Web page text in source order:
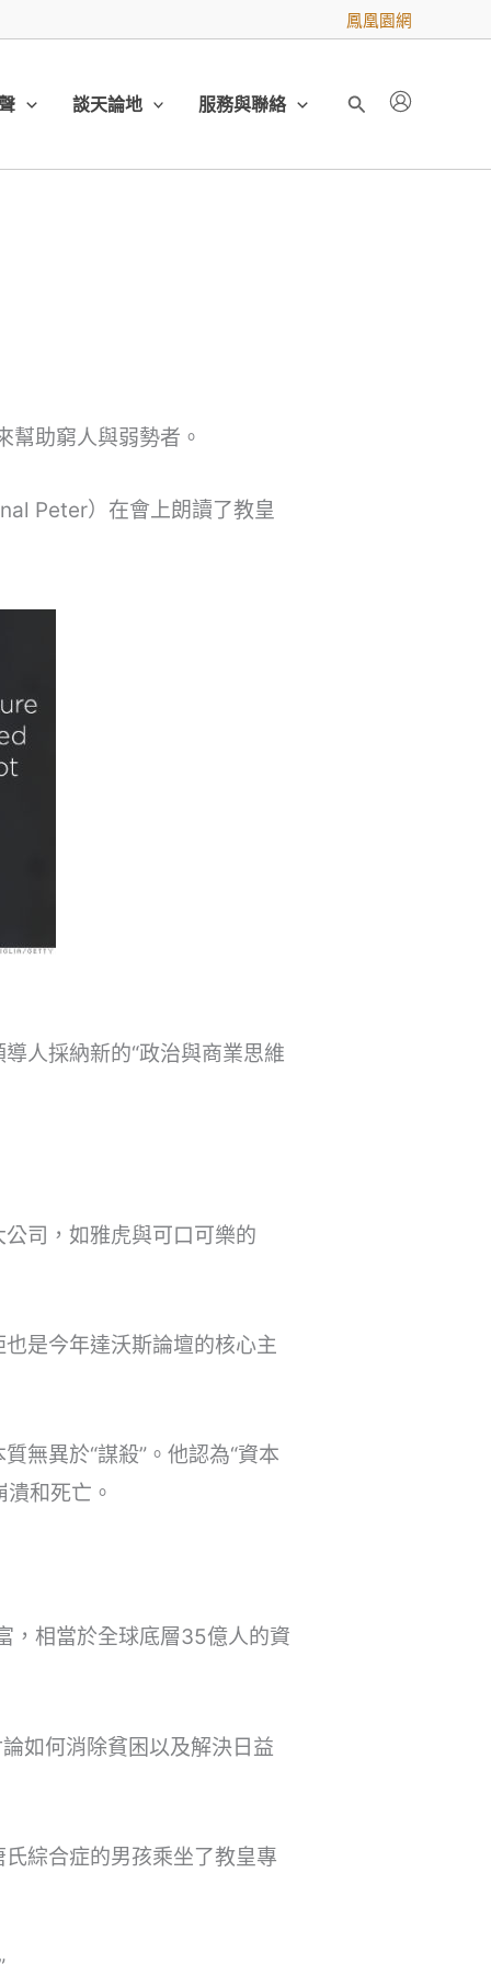
鳳凰園網
談天論地 服務與聯絡
搜
助窮人與弱勢者。
Peter）在會上朗讀了教皇
人採納新的“政治與商業思維
司，如雅虎與可口可樂的
是今年達沃斯論壇的核心主
無異於“謀殺”。他認為“資本
和死亡。
，相當於全球底層35億人的資
如何消除貧困以及解決日益
綜合症的男孩乘坐了教皇專